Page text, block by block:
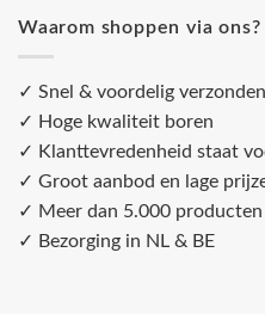
Waarom shoppen via ons?
✓ Snel & voordelig verzonden
✓ Hoge kwaliteit boren
✓ Klanttevredenheid staat
✓ Groot aanbod en lage
✓ Meer dan 5.000 producten
✓ Bezorging in NL & BE